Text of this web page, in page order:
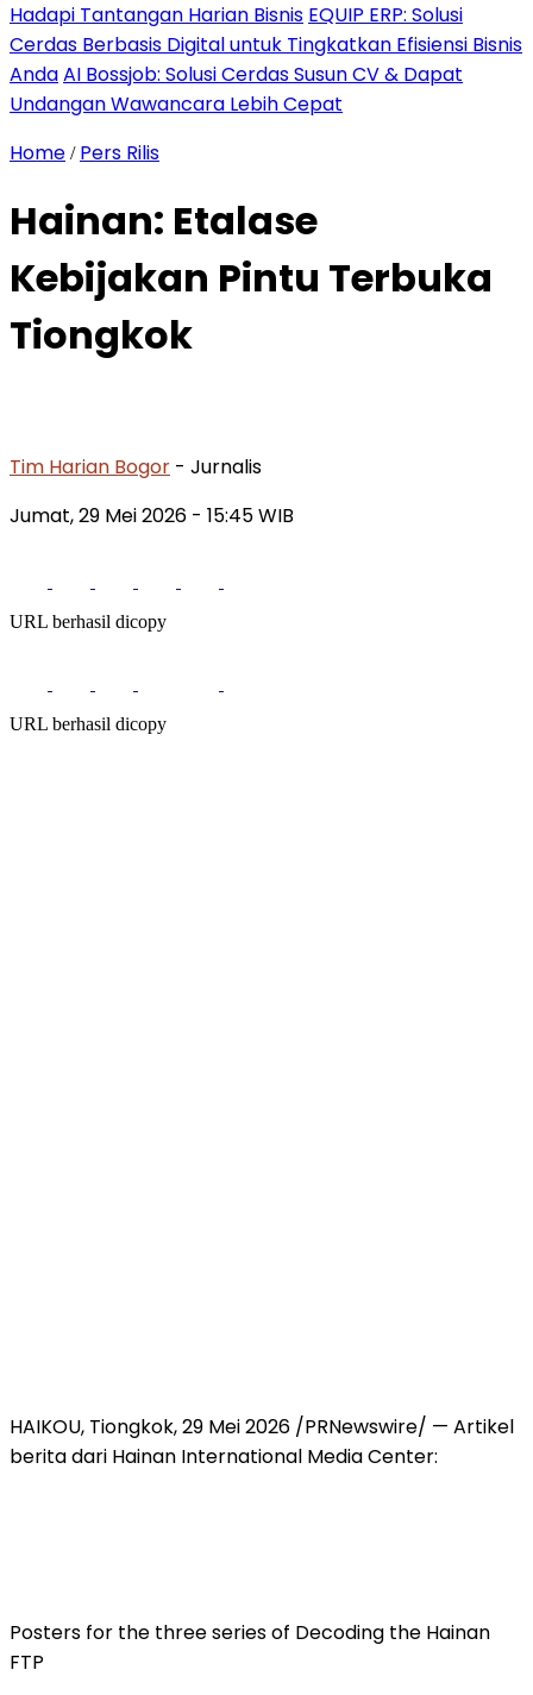
Hadapi Tantangan Harian Bisnis EQUIP ERP: Solusi
Cerdas Berbasis Digital untuk Tingkatkan Efisiensi Bisnis
AndaAI Bossjob: Solusi Cerdas Susun CV & Dapat
Undangan Wawancara Lebih Cepat
Home / Pers Rilis
Hainan: Etalase
Kebijakan Pintu Terbuka
Tiongkok
Tim Harian Bogor - Jurnalis
Jumat, 29 Mei 2026 - 15:45 WIB
URL berhasil dicopy
URL berhasil dicopy
HAIKOU, Tiongkok, 29 Mei 2026 /PRNewswire/ — Artikel
berita dari Hainan International Media Center:
Posters for the three series of Decoding the Hainan
FTP